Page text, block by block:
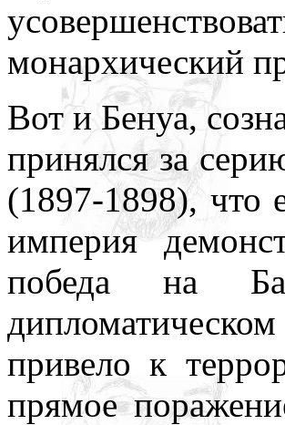
монархический
Вот и Бенуа,
принялся за
(1897-1898), что
империя
победа на
привело к
прямое